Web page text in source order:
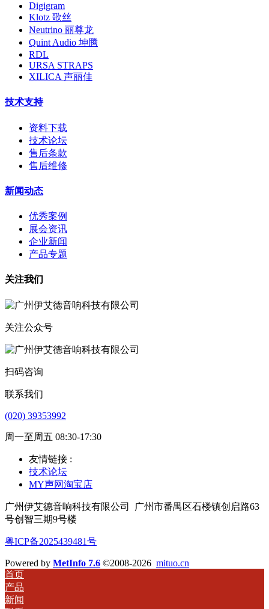
Digigram
Klotz 歌丝
Neutrino 丽尊龙
Quint Audio 坤腾
RDL
URSA STRAPS
XILICA 声丽佳
技术支持
资料下载
技术论坛
售后条款
售后维修
新闻动态
优秀案例
展会资讯
企业新闻
产品专题
关注我们
关注公众号
扫码咨询
联系我们
(020) 39353992
周一至周五 08:30-17:30
友情链接 :
技术论坛
MY声网淘宝店
广州伊艾德音响科技有限公司
广州市番禺区石楼镇创启路63
号创智三期9号楼
粤ICP备2025439481号
Powered by MetInfo 7.6 ©2008-2026 mituo.cn
首页
产品
新闻